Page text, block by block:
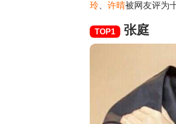
玲、 许晴被网友评为
TOP1 张庭